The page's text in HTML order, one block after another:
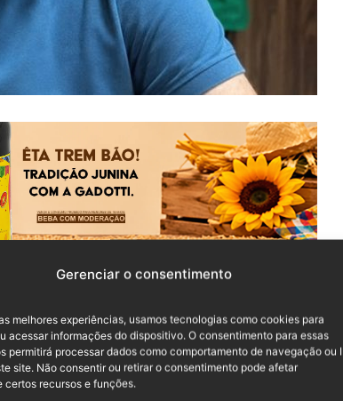
Gerenciar o consentimento
melhores experiências, usamos tecnologias como cookies para
acessar informações do dispositivo. O consentimento para essas
permitirá processar dados como comportamento de navegação ou
site. Não consentir ou retirar o consentimento pode afetar
certos recursos e funções.
(PL), foi afastado do cargo nesta terça-feira
Grupo de Atuação Especial de Combate às
esquema de irregularidades em licitações para